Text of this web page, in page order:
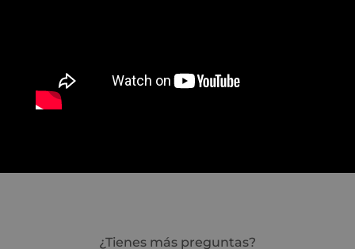
¿Tienes más preguntas?